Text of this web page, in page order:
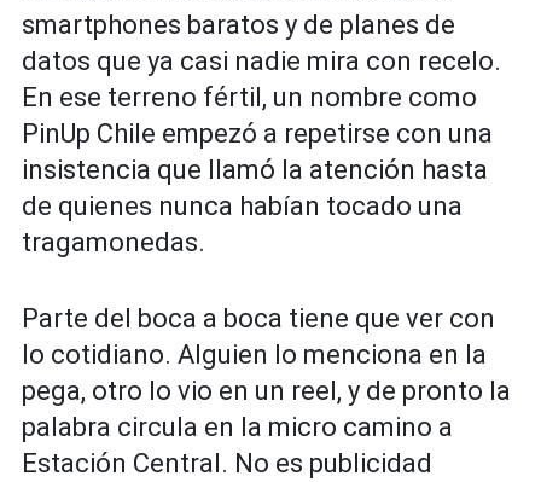
smartphones baratos y de planes de
datos que ya casi nadie mira con recelo.
En ese terreno fértil, un nombre como
PinUp Chile empezó a repetirse con una
insistencia que llamó la atención hasta
de quienes nunca habían tocado una
tragamonedas.
Parte del boca a boca tiene que ver con
lo cotidiano. Alguien lo menciona en la
pega, otro lo vio en un reel, y de pronto la
palabra circula en la micro camino a
Estación Central. No es publicidad